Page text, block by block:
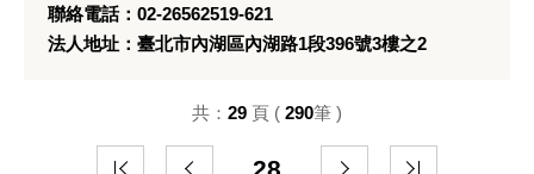
聯絡電話：02-26562519-621
法人地址：臺北市內湖區內湖路1段396號3樓之2
共： 29 頁 ( 290筆 )